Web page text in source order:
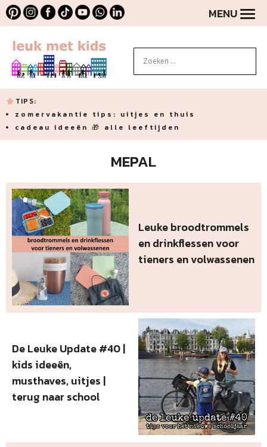
MENU
TIPS:
zomervakantie tips: uitjes en thuis
cadeau ideeën 🎁 alle leeftijden
MEPAL
Leuke broodtrommels
en drinkflessen voor
tieners en volwassenen
De Leuke Update #40 |
kids ideeën,
musthaves, uitjes |
terug naar school